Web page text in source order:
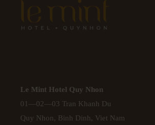
Le Mint Hotel Quy Nhon
01—02—03 Tran Khanh Du
Quy Nhon, Binh Dinh, Viet Nam